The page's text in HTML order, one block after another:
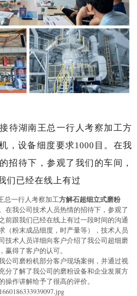
待湖南王总一行人考察加工方
，设备细度要求1000目。在我
招待下，参观了我们的车间，
们已经在线上有过
总一行人考察加工方解石超细立式磨粉
在我公司技术人员热情的招待下，参观了
前跟我们已经在线上有过一段时间的沟通
（粉末成品细度，时产量等），技术人员
技术人员详细向客户介绍了我公司超细磨
得了客户的认可。
公司磨粉机部分客户现场案例，并通过视
分了解了我公司的磨粉设备和企业发展方
操作讲解给予了很高的评价。